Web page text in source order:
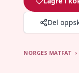
Del
NORGES MATFAT ›